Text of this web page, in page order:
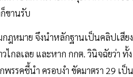
ขานรับ
ฎหมาย จึงนำหลักฐานเป็นคลิปเสี
กลเลย และหาก กกต. วินิจฉัยว่า ทั้
รรคชี้นำ ครอบงำ ขัดมาตรา 29 เ